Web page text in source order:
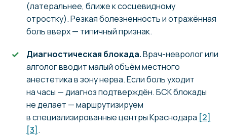
(латеральнее, ближе к сосцевидному
отростку). Резкая болезненность и отражённая
боль вверх — типичный признак.
Диагностическая блокада.Врач-невролог или
алголог вводит малый объём местного
анестетика в зону нерва. Если боль уходит
на часы — диагноз подтверждён. БСК блокады
не делает — маршрутизируем
в специализированные центры Краснодара [2]
[3] .